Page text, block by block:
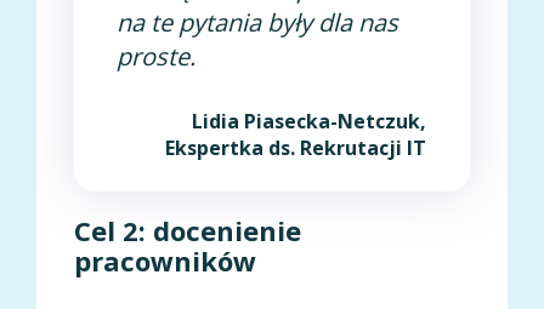
na te pytania były dla nas
proste.
Lidia Piasecka-Netczuk,
Ekspertka ds. Rekrutacji IT
Cel 2: docenienie
pracowników